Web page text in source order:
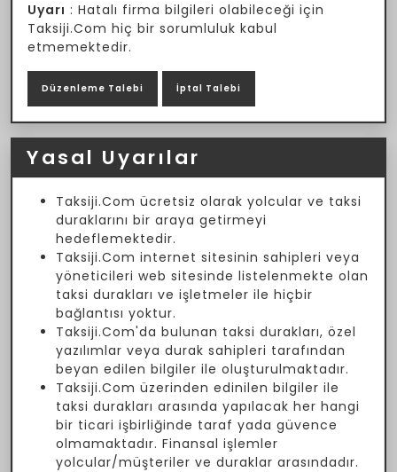
Uyarı : Hatalı firma bilgileri olabileceği için
Taksiji.Com hiç bir sorumluluk kabul
etmemektedir.
Düzenleme Talebi İptal Talebi
Yasal Uyarılar
Taksiji.Com ücretsiz olarak yolcular ve taksi
duraklarını bir araya getirmeyi
hedeflemektedir.
Taksiji.Com internet sitesinin sahipleri veya
yöneticileri web sitesinde listelenmekte olan
taksi durakları ve işletmeler ile hiçbir
bağlantısı yoktur.
Taksiji.Com'da bulunan taksi durakları, özel
yazılımlar veya durak sahipleri tarafından
beyan edilen bilgiler ile oluşturulmaktadır.
Taksiji.Com üzerinden edinilen bilgiler ile
taksi durakları arasında yapılacak her hangi
bir ticari işbirliğinde taraf yada güvence
olmamaktadır. Finansal işlemler
yolcular/müşteriler ve duraklar arasındadır.